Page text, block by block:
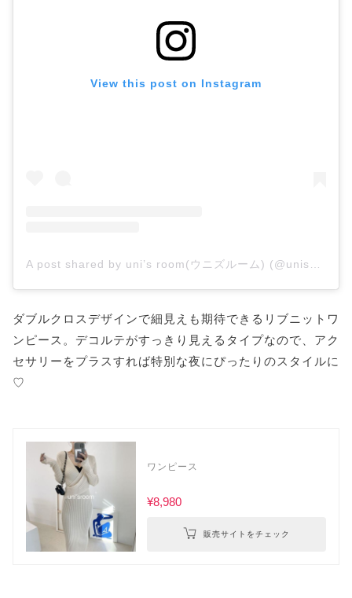
View this post on Instagram
ダブルクロスデザインで細見えも期待できるリブニットワ
ンピース。デコルテがすっきり見えるタイプなので、アク
セサリーをプラスすれば特別な夜にぴったりのスタイルに
♡
ワンピース
¥8,980
販売サイトをチェック